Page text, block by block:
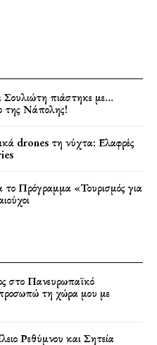
πιάστηκε με…
της Νάπολης!
drones τη νύχτα: Ελαφρές
το Πρόγραμμα «Τουρισμός για
στο Πανευρωπαϊκό
τη χώρα μου με
Ρεθύμνου και Σητεία